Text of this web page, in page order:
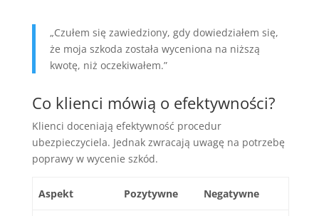
„Czułem się zawiedziony, gdy dowiedziałem się,
że moja szkoda została wyceniona na niższą
kwotę, niż oczekiwałem.”
Co klienci mówią o efektywności?
Klienci doceniają efektywność procedur
ubezpieczyciela. Jednak zwracają uwagę na potrzebę
poprawy w wycenie szkód.
Aspekt Pozytywne Negatywne